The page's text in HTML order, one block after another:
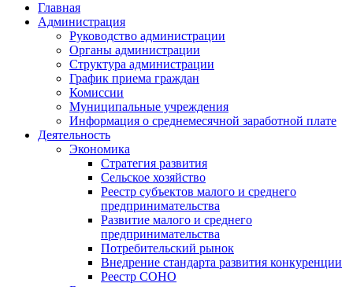
Главная
Администрация
Руководство администрации
Органы администрации
Структура администрации
График приема граждан
Комиссии
Муниципальные учреждения
Информация о среднемесячной заработной плате
Деятельность
Экономика
Стратегия развития
Сельское хозяйство
Реестр субъектов малого и среднего
предпринимательства
Развитие малого и среднего
предпринимательства
Потребительский рынок
Внедрение стандарта развития конкуренции
Реестр СОНО